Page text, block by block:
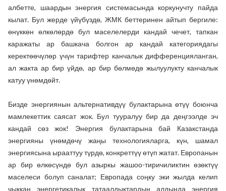
албетте, шаардын энергия системасында коркунучту пайда
кылат. Бул жерде үйүбүздө, ЖМК беттеринен айтып бергиле:
өнүккөн өлкөлөрдө бул маселелерди кандай чечет, тапкан
каражаты ар башкача болгон ар кандай категориядагы
керектөөчүлөр үчүн тарифтер канчалык дифференцияланган,
ал жакта ар бир үйдө, ар бир бөлмөдө жылуулукту канчалык
катуу үнөмдөйт.
Бизде энергиянын альтернативдүү булактарына өтүү боюнча
мамлекеттик саясат жок. Бул тууралуу бир да деңгээлде эч
кандай сөз жок! Энергия булактарына бай Казакстанда
энергияны үнөмдөчү жаңы технологияларга, күн, шамал
энергиясына ырааттуу түрдө, конкреттүү өтүп жатат. Европанын
ар бир өлкөсүндө бул азыркы жашоо-тиричиликтин өзөктүү
маселеси болуп саналат; Европада соңку эки жылда келип
чыккан энергетикалык татаалдыктардын алдында энергия